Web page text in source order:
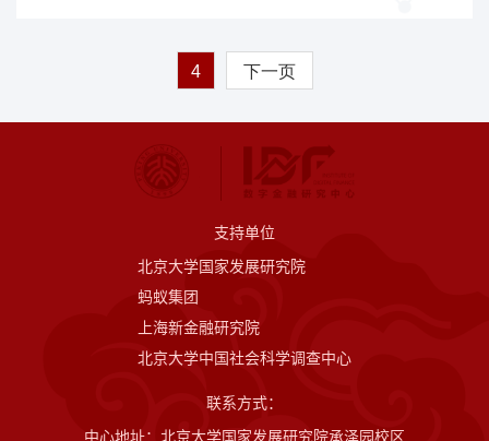
4 下一页
支持单位
北京大学国家发展研究院
蚂蚁集团
上海新金融研究院
北京大学中国社会科学调查中心
联系方式：
中心地址：北京大学国家发展研究院承泽园校区